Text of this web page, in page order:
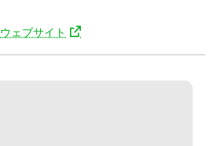
ウェブサイト